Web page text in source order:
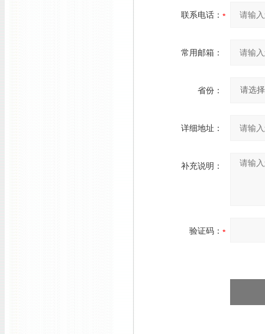
联系电话：
常用邮箱：
省份：
详细地址：
补充说明：
验证码：